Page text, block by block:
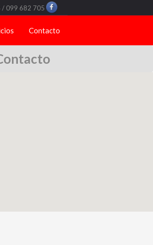
/ 099 682 705
Contacto